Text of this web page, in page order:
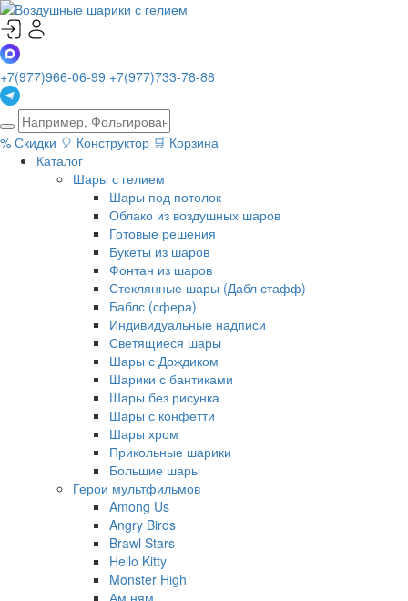
+7(977)966-06-99 +7(977)733-78-88
% Скидки 🎈 Конструктор 🛒 Корзина
Каталог
Шары с гелием
Шары под потолок
Облако из воздушных шаров
Готовые решения
Букеты из шаров
Фонтан из шаров
Стеклянные шары (Дабл стафф)
Баблс (сфера)
Индивидуальные надписи
Светящиеся шары
Шары с Дождиком
Шарики с бантиками
Шары без рисунка
Шары с конфетти
Шары хром
Прикольные шарики
Большие шары
Герои мультфильмов
Among Us
Angry Birds
Brawl Stars
Hello Kitty
Monster High
Ам ням